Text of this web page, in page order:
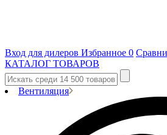
Вход для дилеров Избранное 0
КАТАЛОГ ТОВАРОВ
Вентиляция